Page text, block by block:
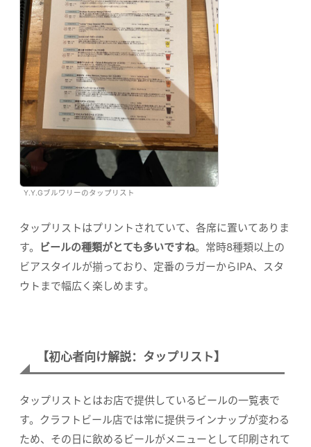
Y.Y.Gブルワリーのタップリスト
タップリストはプリントされていて、各席に置いてありま
す。 ビールの種類がとても多いですね。常時8種類以上の
ビアスタイルが揃っており、定番のラガーからIPA、スタ
ウトまで幅広く楽しめます。
【初心者向け解説：タップリスト】
タップリストとはお店で提供しているビールの一覧表で
す。クラフトビール店では常に提供ラインナップが変わる
ため、その日に飲めるビールがメニューとして印刷されて